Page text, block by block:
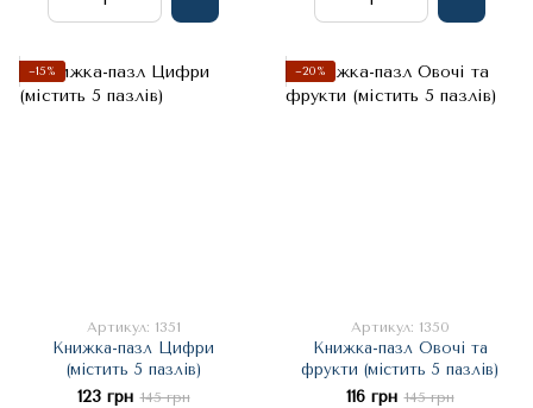
−15%
Артикул: 1351
Книжка-пазл Цифри
(містить 5 пазлів)
123 грн 145 грн
−20%
Артикул: 1350
Книжка-пазл Овочі та
фрукти (містить 5 пазлів)
116 грн 145 грн